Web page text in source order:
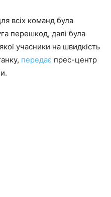
всіх команд була
перешкод, далі була
учасники на швидкість
передає прес-центр